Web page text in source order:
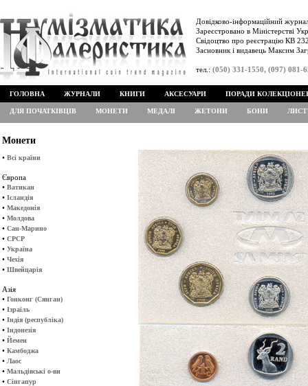
Довідково-інформаційний
Зареєстровано в Міністерстві
Свідоцтво про реєстрацію КВ
Засновник і видавець Максим
тел.: (050) 331-1550, (097) 081-
ГОЛОВНА ЖУРНАЛИ КНИГИ АКСЕСУАРИ ПОРАДИ
ДЛЯ ПОЧАТКІВЦІВ МОНЕТИ МЕДАЛІ ЖЕТОНИ БОНИ
Монети
• Всі країни
Європа
• Ватикан
• Ісландія
• Македонія
• Молдова
• Сан-Марино
• СРСР
• Україна
• Чехія
• Швейцарія
Азія
• Гонконг (Сянган)
• Ізраїль
• Індія (республіка)
• Індонезія
• Йемен
• Камбоджа
• Лаос
• Мальдівські о-ви
• Сінгапур